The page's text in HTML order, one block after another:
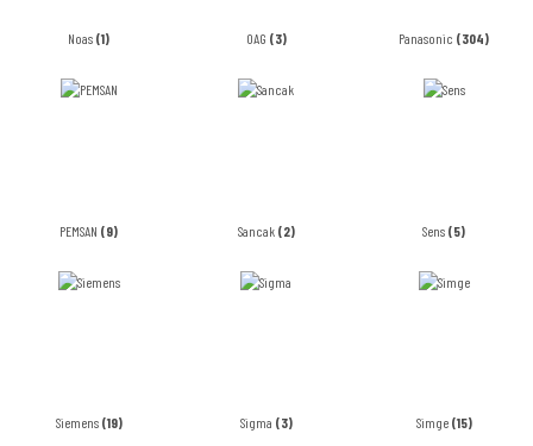
Noas (1) OAG (3) Panasonic (304)
PEMSAN (9) Sancak (2) Sens (5)
Siemens (19) Sigma (3) Simge (15)